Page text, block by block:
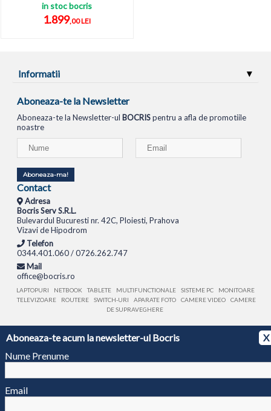
Aboneaza-te acum la newsletter-ul Bocris
X
Nume Prenume
Email
in stoc bocris
1.899,00 LEI
Informatii
Aboneaza-te la Newsletter
Aboneaza-te la Newsletter-ul BOCRISpentru a afla de promotiile
noastre
Aboneaza-ma!
Contact
Adresa
Bocris Serv S.R.L.
Bulevardul Bucuresti nr. 42C, Ploiesti, Prahova
Vizavi de Hipodrom
Telefon
0344.401.060 / 0726.262.747
Mail
office@bocris.ro
LAPTOPURI NETBOOK TABLETE MULTIFUNCTIONALE SISTEME PC
MONITOARE
TELEVIZOARE
ROUTERE SWITCH-URI APARATE FOTO CAMERE VIDEO
CAMERE
DE SUPRAVEGHERE
© 1994 - 2026 BOCRIS SERV S.R.L. | CUI: RO6260085, REG. COM.: J29/2413/1994